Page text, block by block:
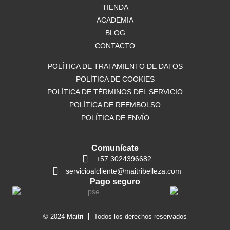
r
a
m
TIENDA
ACADEMIA
BLOG
CONTACTO
POLÍTICA DE TRATAMIENTO DE DATOS
POLÍTICA DE COOKIES
POLÍTICA DE TÉRMINOS DEL SERVICIO
POLÍTICA DE REEMBOLSO
POLÍTICA DE ENVÍO
Comunícate
+57 3024396682
servicioalcliente@maitribelleza.com
Pago seguro
© 2024 Maitri Todos los derechos reservados